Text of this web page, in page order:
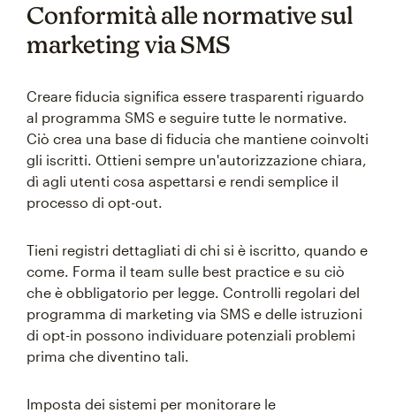
Conformità alle normative sul
marketing via SMS
Creare fiducia significa essere trasparenti riguardo
al programma SMS e seguire tutte le normative.
Ciò crea una base di fiducia che mantiene coinvolti
gli iscritti. Ottieni sempre un'autorizzazione chiara,
dì agli utenti cosa aspettarsi e rendi semplice il
processo di opt-out.
Tieni registri dettagliati di chi si è iscritto, quando e
come. Forma il team sulle best practice e su ciò
che è obbligatorio per legge. Controlli regolari del
programma di marketing via SMS e delle istruzioni
di opt-in possono individuare potenziali problemi
prima che diventino tali.
Imposta dei sistemi per monitorare le